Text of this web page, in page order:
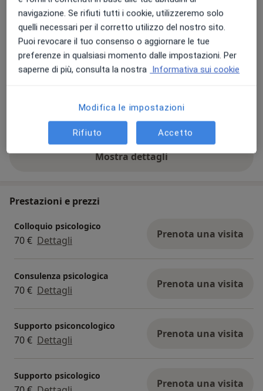
Visualizza galleria (6)
Pagamento online accettato
Risparmia tempo prima della visita.
Mostra dettagli
sull'esperienza
Prestazioni e prezzi
Colloquio psicologico
70 € Dettagli Prenota una visita
Consulenza psicologica
70 € Dettagli Prenota una visita
Supporto psiconcologico
70 € Dettagli Prenota una visita
Supporto psicologico
Prenota una visita
navigazione. Se rifiuti tutti i cookie, utilizzeremo solo
quelli necessari per il corretto utilizzo del nostro sito.
Puoi revocare il tuo consenso o aggiornare le tue
preferenze in qualsiasi momento dalle impostazioni. Per
saperne di più, consulta la nostra Informativa sui cookie
Modifica le impostazioni
Rifiuto Accetto